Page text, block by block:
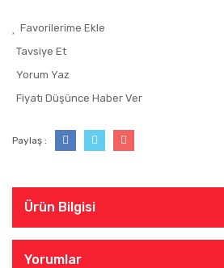
Tavsiye Et
Yorum Yaz
Fiyatı Düşünce Haber Ver
Paylaş :
Ürün Bilgisi
Yorumlar